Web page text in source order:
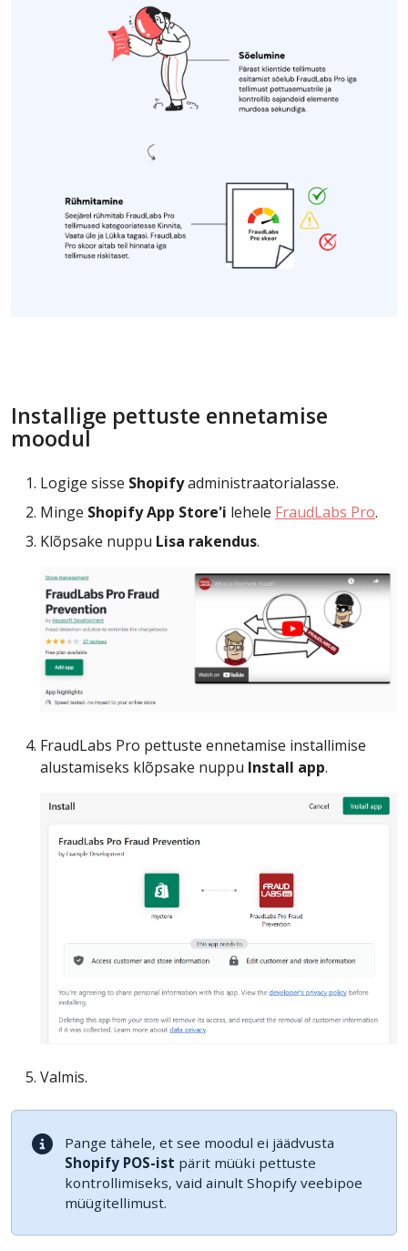
Installige pettuste ennetamise
moodul
Logige sisse Shopifyadministraatorialasse.
Minge Shopify App Store'i lehele FraudLabs Pro.
Klõpsake nuppu Lisa rakendus.
FraudLabs Pro pettuste ennetamise installimise
alustamiseks klõpsake nuppu Install app.
Valmis.
Pange tähele, et see moodul ei jäädvusta
Shopify POS-ist pärit müüki pettuste
kontrollimiseks, vaid ainult Shopify veebipoe
müügitellimust.